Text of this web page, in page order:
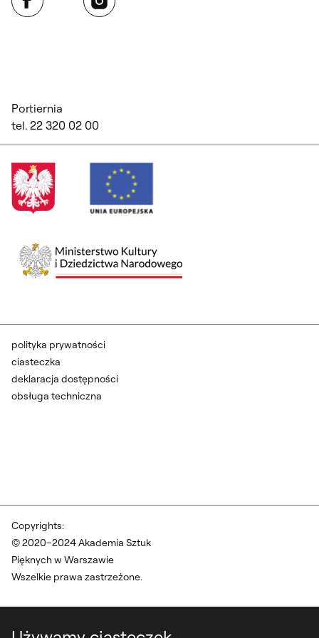
Portiernia
tel. 22 320 02 00
Copyrights:
© 2020–2024 Akademia Sztuk
Pięknych w Warszawie
Wszelkie prawa zastrzeżone.
polityka prywatności
ciasteczka
deklaracja dostępności
obsługa techniczna